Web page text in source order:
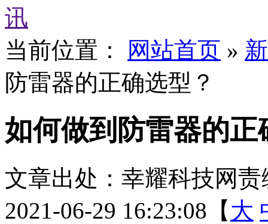
当前位置： 网站首页 »
防雷器的正确选型？
如何做到防雷器的正
文章出处：幸耀科技网
2021-06-29 16:23:08【 大